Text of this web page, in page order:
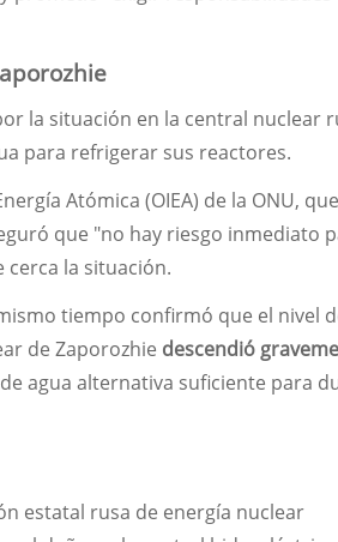
la situación en la central nuclear
para refrigerar sus reactores.
Atómica (OIEA) de la ONU,
que "no hay riesgo inmediato
cerca la situación.
tiempo confirmó que el nivel
de Zaporozhie descendió
agua alternativa suficiente para
estatal rusa de energía nuclear